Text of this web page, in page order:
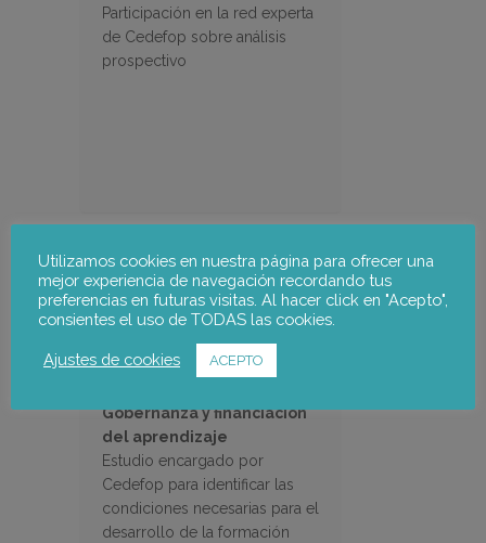
Participación en la red experta
de Cedefop sobre análisis
prospectivo
Gobernanza y financiación
del aprendizaje
Estudio encargado por
Cedefop para identificar las
condiciones necesarias para el
desarrollo de la formación
Utilizamos cookies en nuestra página para ofrecer una
mejor experiencia de navegación recordando tus
preferencias en futuras visitas. Al hacer click en "Acepto",
consientes el uso de TODAS las cookies.
Ajustes de cookies ACEPTO